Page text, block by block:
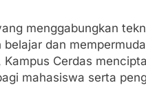
menggabungkan
dan
Cerdas
mahasiswa serta